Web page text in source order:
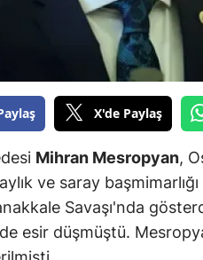
Burdur
Çanakkale
Çankırı
Denizli
Diyarbakır
X'de Paylaş
Mihran Mesropyan,
ve saray
Savaşı'nda
esir düşmüştü.